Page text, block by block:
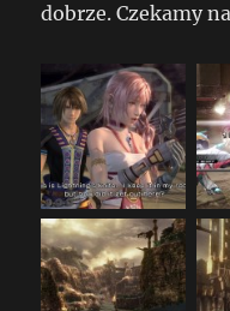
dobrze. Czekamy